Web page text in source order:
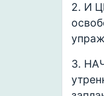
2. И
3.